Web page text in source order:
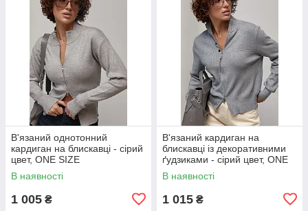
В'язаний однотонний
кардиган на блискавці - сірий
цвет, ONE SIZE
В наявності
1 005 ₴
В'язаний кардиган на
блискавці із декоративними
ґудзиками - сірий цвет, ONE
SIZE
В наявності
1 015 ₴